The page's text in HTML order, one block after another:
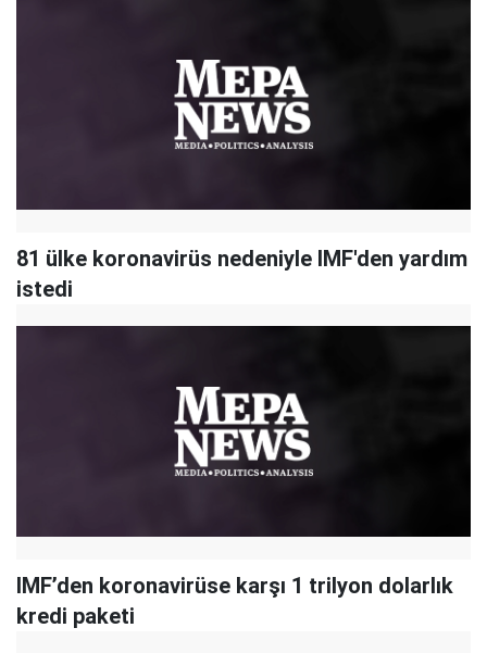
81 ülke koronavirüs nedeniyle IMF'den yardım
istedi
IMF’den koronavirüse karşı 1 trilyon dolarlık
kredi paketi